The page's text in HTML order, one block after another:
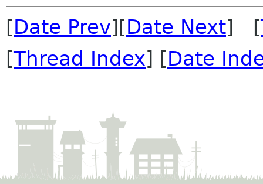
[Date Prev][Date Next] [
[Thread Index] [Date